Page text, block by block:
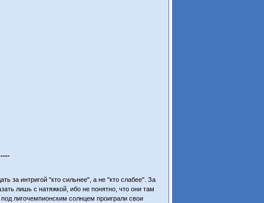
за интригой "кто сильнее", а не "кто слабее". За
лишь с натяжкой, ибо не понятно, что они там
лигочемпионским солнцем проиграли свои